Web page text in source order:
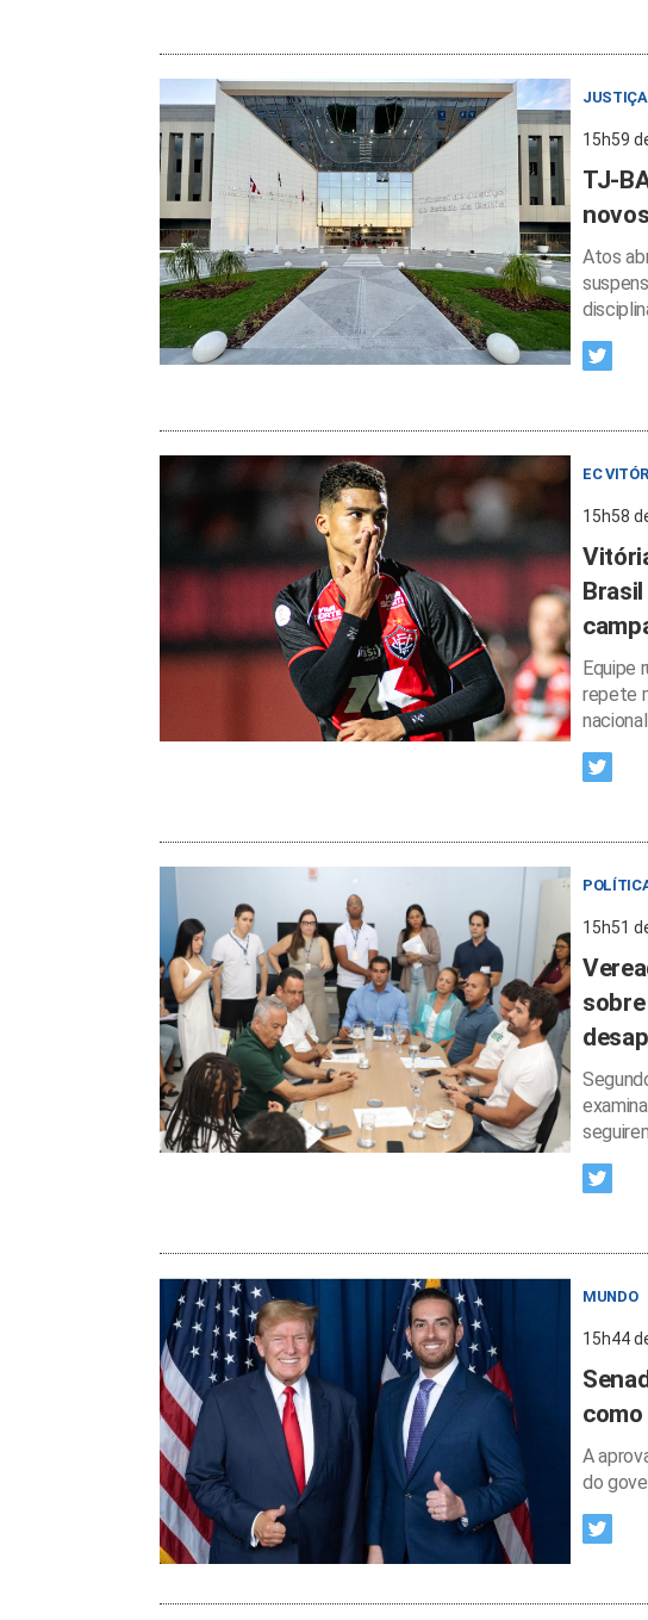
JUSTIÇA
15h59
TJ-
Atos
EC
15h58
Equipe
repete
15h51
MUNDO
15h44
A
do